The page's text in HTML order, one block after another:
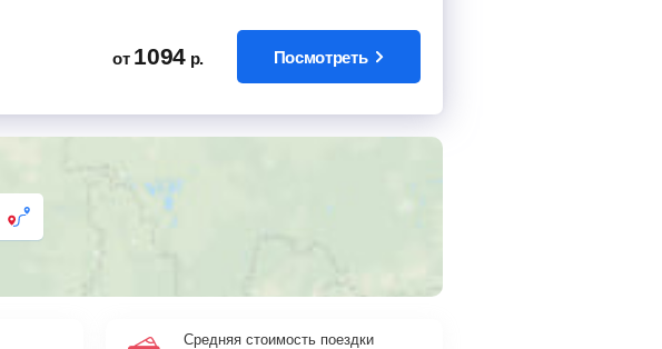
от 1094 р. Посмотреть
Средняя стоимость поездки